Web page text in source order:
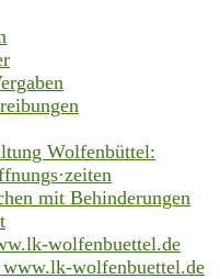
Wolfenbüttel:
mit Behinderungen
wolfenbuettel.de
www.lk-wolfenbuettel.de